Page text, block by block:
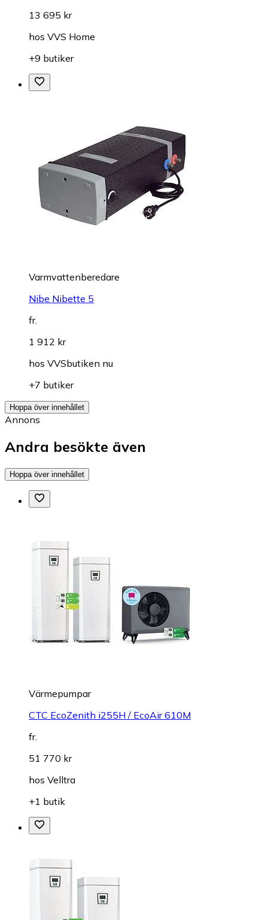
13 695 kr
hos VVS Home
+9 butiker
Varmvattenberedare
Nibe Nibette 5
fr.
1 912 kr
hos VVSbutiken nu
+7 butiker
Hoppa över innehållet
Annons
Andra besökte även
Hoppa över innehållet
Värmepumpar
CTC EcoZenith i255H / EcoAir 610M
fr.
51 770 kr
hos Velltra
+1 butik